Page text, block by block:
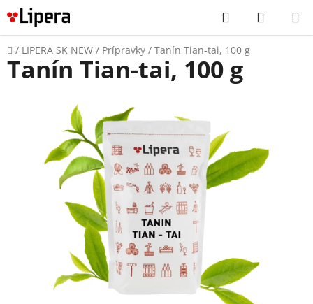
Prejsť
na
obsah
Hľadať
KOŠÍK
Domov
/ LIPERA SK NEW / Prípravky / Tanín Tian-tai, 100 g
Tanín Tian-tai, 100 g